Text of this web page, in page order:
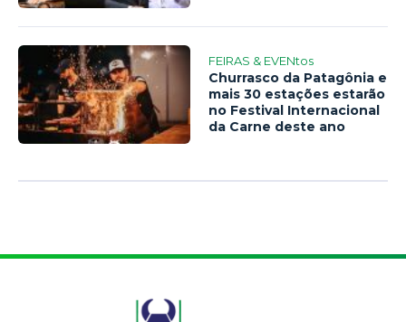
FEIRAS & EVENtos
Churrasco da Patagônia e
mais 30 estações estarão
no Festival Internacional
da Carne deste ano